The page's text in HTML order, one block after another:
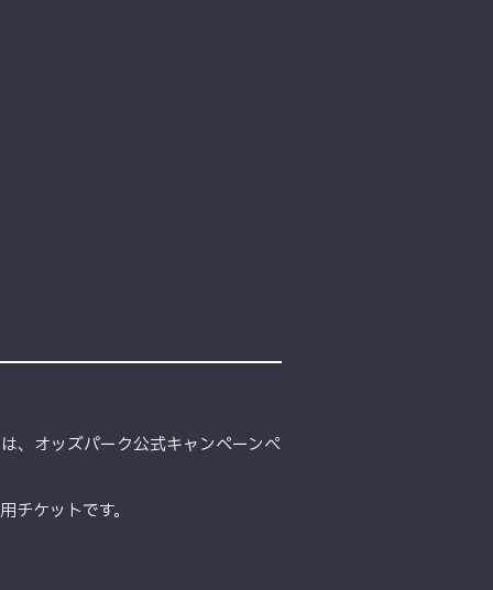
、オッズパーク公式キャンペーンペ
ケットです。